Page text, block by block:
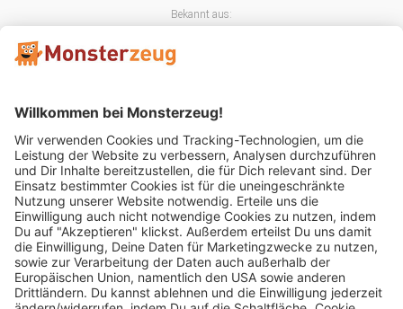
Bekannt aus:
Mitglied im: